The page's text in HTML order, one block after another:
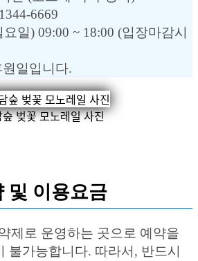
6669
일) 09:00 ~ 18:00 (입장마감시
일입니다.
벚꽃 모노레일 사진
및 이용요금
제로 운영하는 곳으로 예약을
불가능합니다. 따라서, 반드시